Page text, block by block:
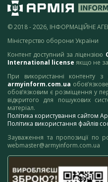
© 2018 - 2026, ІНФОРМАЦІЙНЕ
Міністерство оборони України
Контент доступний за ліцензією
International license якщо не
При використанні контенту
armyinform.com.ua
обов’язковим є розміщення у
відкритого для пошукових
матеріал.
Політика користування сайтом
Політика використання файлів
Зауваження та пропозиції по
webmaster@armyinform.com.ua